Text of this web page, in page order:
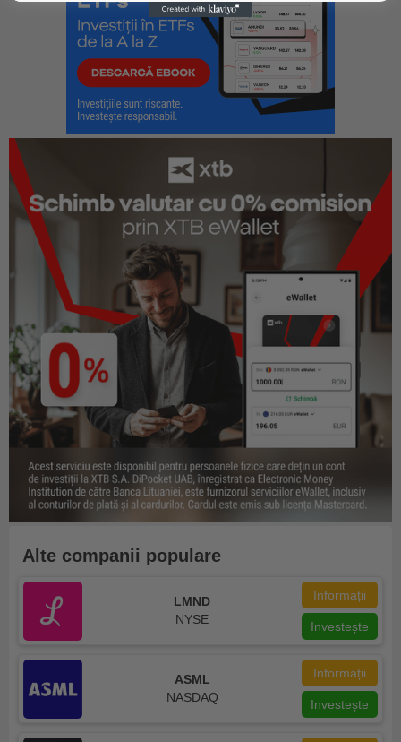
Alte companii populare
LMND
NYSE
Informații
Investește
ASML
NASDAQ
Informații
Investește